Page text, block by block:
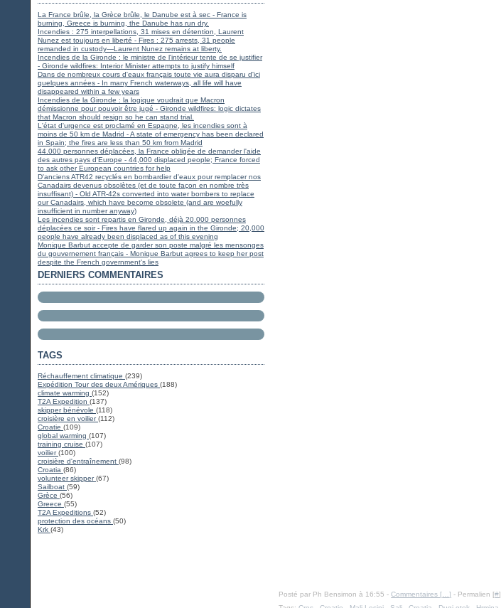
La France brûle, la Grèce brûle, le Danube est à sec - France is
burning, Greece is burning, the Danube has run dry.
Incendies : 275 interpellations, 31 mises en détention, Laurent
Nunez est toujours en liberté - Fires : 275 arrests, 31 people
remanded in custody—Laurent Nunez remains at liberty.
Incendies de la Gironde : le ministre de l'intérieur tente de se justifier
- Gironde wildfires: Interior Minister attempts to justify himself
Dans de nombreux cours d'eaux français toute vie aura disparu d'ici
quelques années - In many French waterways, all life will have
disappeared within a few years
Incendies de la Gironde : la logique voudrait que Macron
démissionne pour pouvoir être jugé - Gironde wildfires: logic dictates
that Macron should resign so he can stand trial.
L'état d'urgence est proclamé en Espagne, les incendies sont à
moins de 50 km de Madrid - A state of emergency has been declared
in Spain; the fires are less than 50 km from Madrid
44.000 personnes déplacées, la France obligée de demander l'aide
des autres pays d'Europe - 44,000 displaced people; France forced
to ask other European countries for help
D'anciens ATR42 recyclés en bombardier d'eaux pour remplacer nos
Canadairs devenus obsolètes (et de toute façon en nombre très
insuffisant) - Old ATR-42s converted into water bombers to replace
our Canadairs, which have become obsolete (and are woefully
insufficient in number anyway)
Les incendies sont repartis en Gironde, déjà 20.000 personnes
déplacées ce soir - Fires have flared up again in the Gironde; 20,000
people have already been displaced as of this evening
Monique Barbut accepte de garder son poste malgré les mensonges
du gouvernement français - Monique Barbut agrees to keep her post
despite the French government's lies
DERNIERS COMMENTAIRES
TAGS
Réchauffement climatique (239)
Expédition Tour des deux Amériques (188)
climate warming (152)
T2A Expedition (137)
skipper bénévole (118)
croisière en voilier(112)
Croatie (109)
global warming (107)
training cruise (107)
voilier(100)
croisière d'entraînement (98)
Croatia (86)
volunteer skipper(67)
Sailboat (59)
Grèce (56)
Greece (55)
T2A Expeditions (52)
protection des océans (50)
Krk (43)
Posté par Ph Bensimon à 16:55 -Commentaires [ …] - Permalien [#]